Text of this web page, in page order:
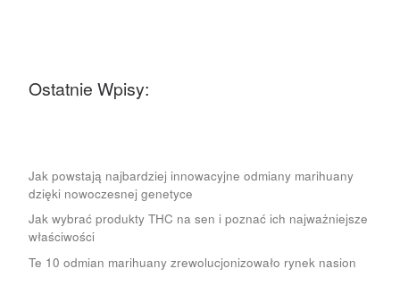
Ostatnie Wpisy:
Jak powstają najbardziej innowacyjne odmiany marihuany
dzięki nowoczesnej genetyce
Jak wybrać produkty THC na sen i poznać ich najważniejsze
właściwości
Te 10 odmian marihuany zrewolucjonizowało rynek nasion